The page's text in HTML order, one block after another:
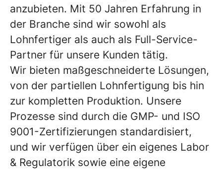
anzubieten. Mit 50 Jahren Erfahrung in
der Branche sind wir sowohl als
Lohnfertiger als auch als Full-Service-
Partner für unsere Kunden tätig.
Wir bieten maßgeschneiderte Lösungen,
von der partiellen Lohnfertigung bis hin
zur kompletten Produktion. Unsere
Prozesse sind durch die GMP- und ISO
9001-Zertifizierungen standardisiert,
und wir verfügen über ein eigenes Labor
& Regulatorik sowie eine eigene